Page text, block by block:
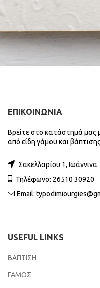
ΕΠΙΚΟΙΝΩΝΙΑ
Βρείτε στο κατάστημά μας
από είδη γάμου και
Σακελλαρίου 1, Ιωάννινα
Τηλέφωνο: 26510 30920
Email:
USEFUL LINKS
ΒΑΠΤΙΣΗ
ΓΑΜΟΣ